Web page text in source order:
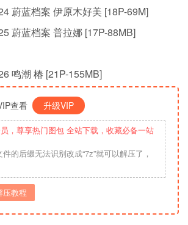
蔚蓝档案 伊原木好美 [18P-69M]
蔚蓝档案 普拉娜 [17P-88MB]
鸣潮 椿 [21P-155MB]
查看 升级VIP
，尊享热门图包 全站下载，收藏必备一站
的后缀无法识别改成“7z”就可以解压了，
压教程